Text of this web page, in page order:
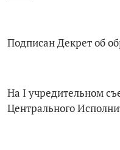
Подписан Декрет об
На I учредительном
Центрального